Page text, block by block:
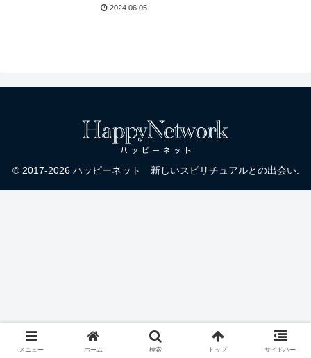
ニエル・スクラントン2024.06.05
© 2017-2026 ハッピーネット 新しいスピリチュアルとの出会い.
メニュー ホーム 検索 トップ サイドバー